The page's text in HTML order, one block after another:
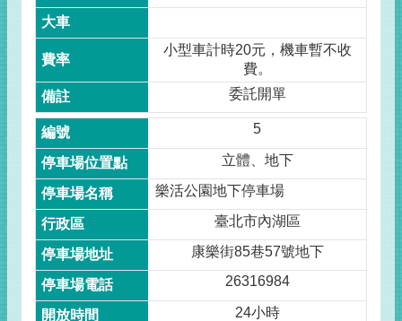
小型車計時20元，機車暫不收
費。
委託開單
5
立體、地下
樂活公園地下停車場
臺北市內湖區
康樂街85巷57號地下
26316984
24小時